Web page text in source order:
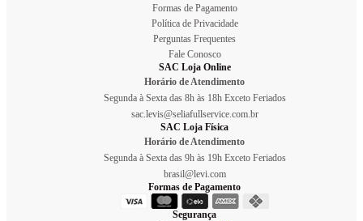
Formas de Pagamento
Política de Privacidade
Perguntas Frequentes
Fale Conosco
SAC Loja Online
Horário de Atendimento
Segunda à Sexta das 8h às 18h Exceto Feriados
sac.levis@seliafullservice.com.br
SAC Loja Física
Horário de Atendimento
Segunda à Sexta das 9h às 19h Exceto Feriados
brasil@levi.com
Formas de Pagamento
Segurança